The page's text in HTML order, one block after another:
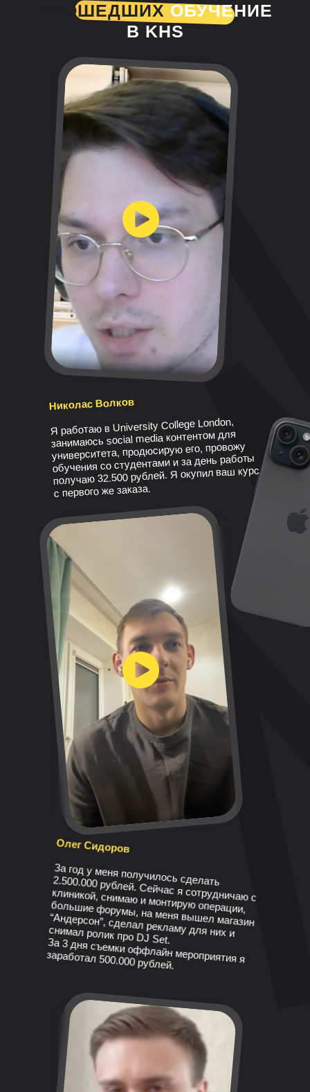
Николас Волков
Я работаю в University College London,
занимаюсь social media контентом для
университета, продюсирую его, провожу
обучения со студентами и за день работы
получаю 32.500 рублей. Я окупил ваш курс
с первого же заказа.
Олег Сидоров
За год у меня получилось сделать
2.500.000 рублей. Сейчас я сотрудничаю с
клиникой, снимаю и монтирую операции,
большие форумы, на меня вышел магазин
“Андерсон”, сделал рекламу для них и
снимал ролик про DJ Set.
За 3 дня съемки оффлайн мероприятия я
заработал 500.000 рублей.
ПРОШЕДШИХ ОБУЧЕНИЕ
В KHS